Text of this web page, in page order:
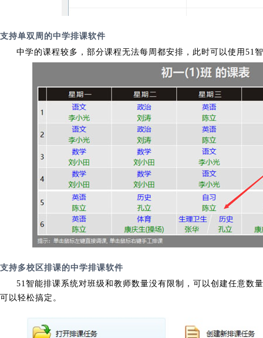
支持单双周的中学排课软件
中学的课程较多，部分课程无法每周都安排，此时可以使用51
支持多校区排课的中学排课软件
51智能排课系统对班级和教师数量没有限制，可以创建任意数
可以轻松搞定。